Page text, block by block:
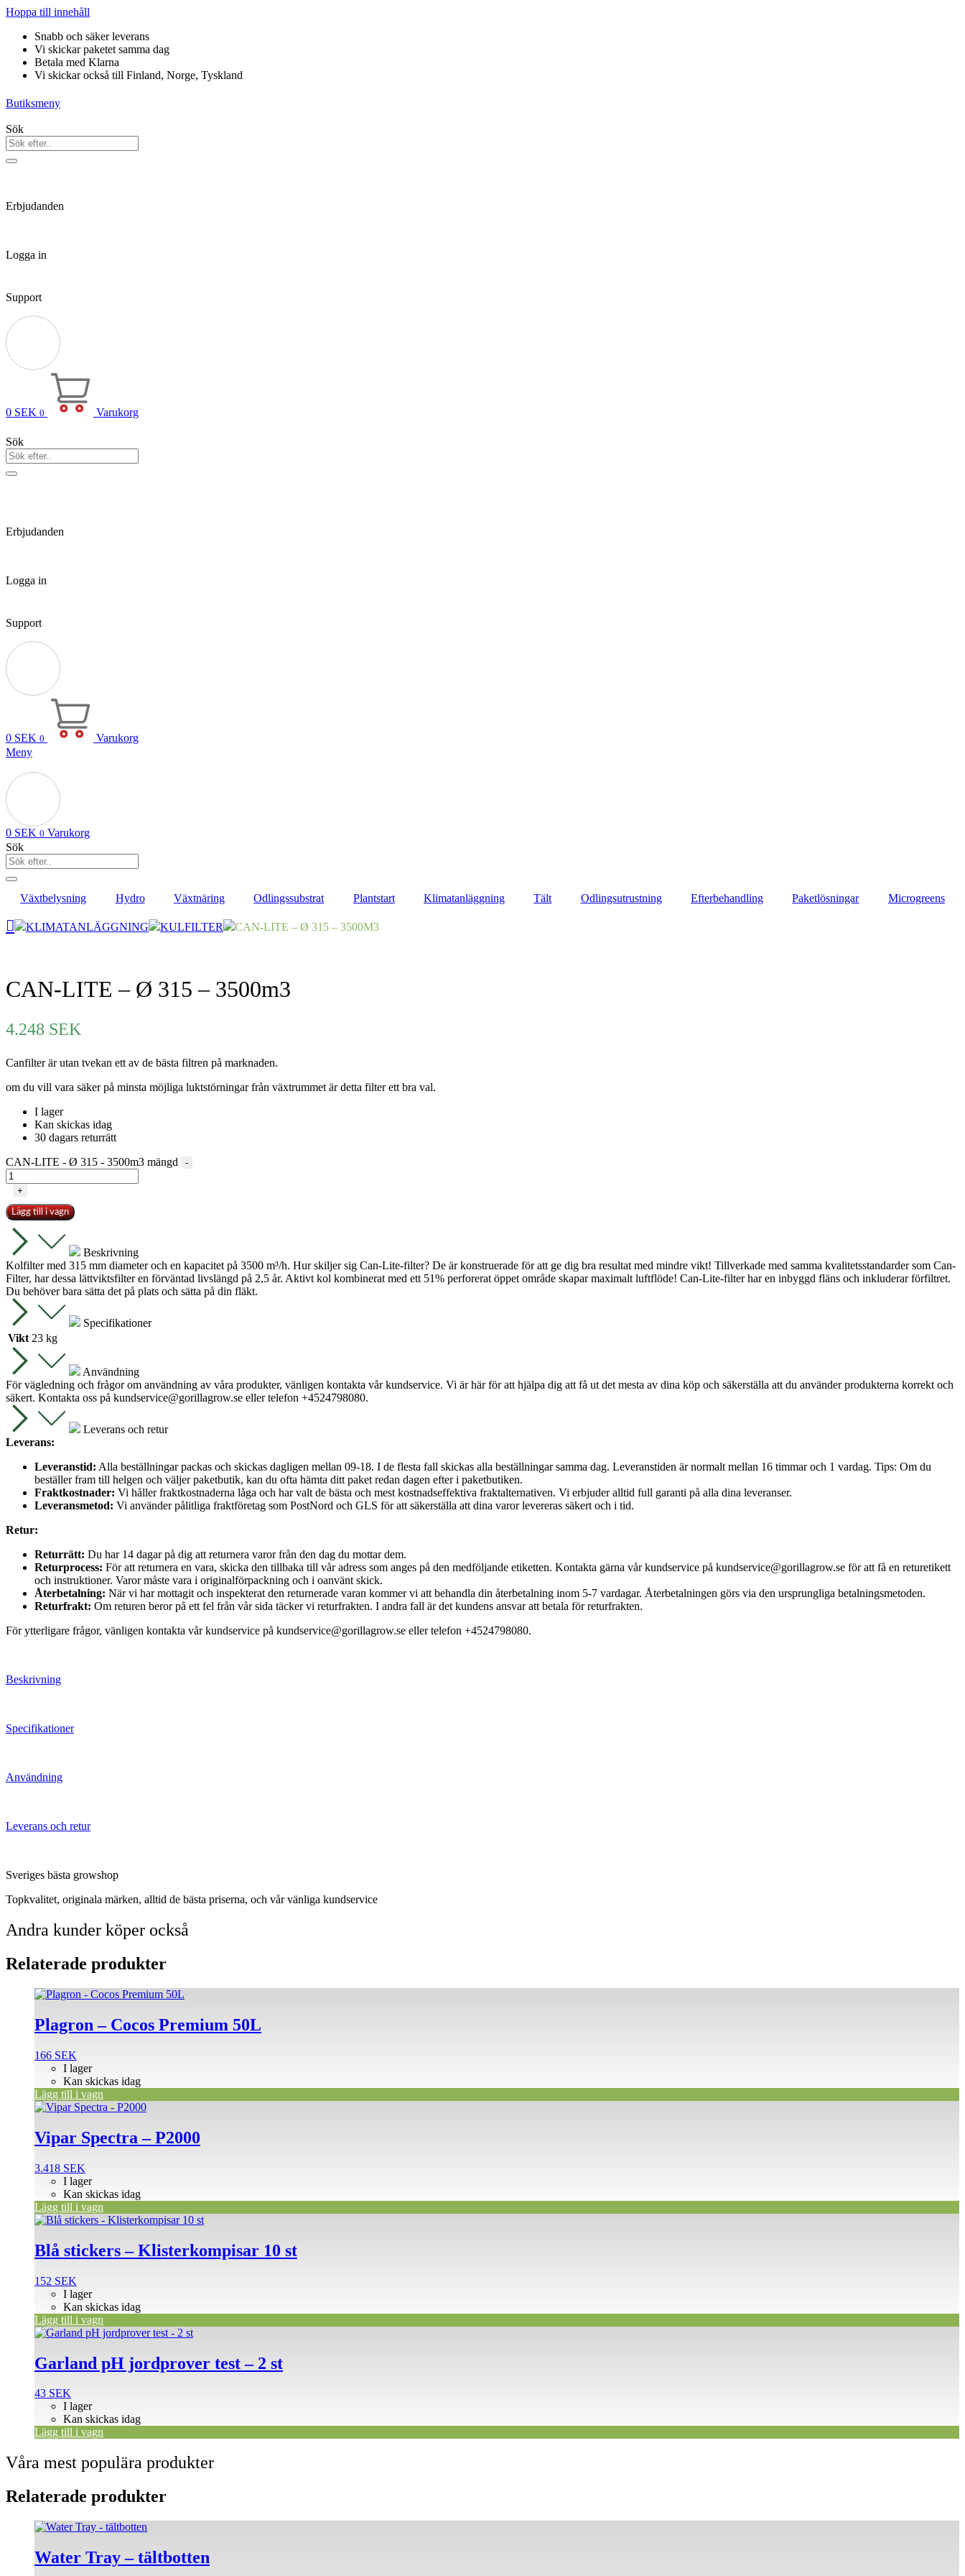
Hoppa till innehåll
Snabb och säker leverans
Vi skickar paketet samma dag
Betala med Klarna
Vi skickar också till Finland, Norge, Tyskland
Butiksmeny
Sök
Erbjudanden
Logga in
Support
0 SEK 0 Varukorg
Sök
Erbjudanden
Logga in
Support
0 SEK 0
Varukorg
Meny
0 SEK 0 Varukorg
Sök
Växtbelysning Hydro Växtnäring Odlingssubstrat Plantstart Klimatanläggning Tält Odlingsutrustning Efterbehandling Paketlösningar Microgreens
KLIMATANLÄGGNING KULFILTER CAN-LITE – Ø 315 – 3500M3
CAN-LITE – Ø 315 – 3500m3
4.248 SEK
Canfilter är utan tvekan ett av de bästa filtren på marknaden.
om du vill vara säker på minsta möjliga luktstörningar från växtrummet är detta filter ett bra val.
I lager
Kan skickas idag
30 dagars returrätt
CAN-LITE - Ø 315 - 3500m3 mängd
-
+
Lägg till i vagn
Beskrivning
Kolfilter med 315 mm diameter och en kapacitet på 3500 m³/h. Hur skiljer sig Can-Lite-filter? De är konstruerade för att ge dig bra resultat med mindre vikt! Tillverkade med samma kvalitetsstandarder som Can-
Filter, har dessa lättviktsfilter en förväntad livslängd på 2,5 år. Aktivt kol kombinerat med ett 51% perforerat öppet område skapar maximalt luftflöde! Can-Lite-filter har en inbyggd fläns och inkluderar förfiltret.
Du behöver bara sätta det på plats och sätta på din fläkt.
Specifikationer
Vikt 23 kg
Användning
För vägledning och frågor om användning av våra produkter, vänligen kontakta vår kundservice. Vi är här för att hjälpa dig att få ut det mesta av dina köp och säkerställa att du använder produkterna korrekt och
säkert. Kontakta oss på kundservice@gorillagrow.se eller telefon +4524798080.
Leverans och retur
Leverans:
Leveranstid: Alla beställningar packas och skickas dagligen mellan 09-18. I de flesta fall skickas alla beställningar samma dag. Leveranstiden är normalt mellan 16 timmar och 1 vardag. Tips: Om du
beställer fram till helgen och väljer paketbutik, kan du ofta hämta ditt paket redan dagen efter i paketbutiken.
Fraktkostnader: Vi håller fraktkostnaderna låga och har valt de bästa och mest kostnadseffektiva fraktalternativen. Vi erbjuder alltid full garanti på alla dina leveranser.
Leveransmetod: Vi använder pålitliga fraktföretag som PostNord och GLS för att säkerställa att dina varor levereras säkert och i tid.
Retur:
Returrätt: Du har 14 dagar på dig att returnera varor från den dag du mottar dem.
Returprocess: För att returnera en vara, skicka den tillbaka till vår adress som anges på den medföljande etiketten. Kontakta gärna vår kundservice på kundservice@gorillagrow.se för att få en returetikett
och instruktioner. Varor måste vara i originalförpackning och i oanvänt skick.
Återbetalning: När vi har mottagit och inspekterat den returnerade varan kommer vi att behandla din återbetalning inom 5-7 vardagar. Återbetalningen görs via den ursprungliga betalningsmetoden.
Returfrakt: Om returen beror på ett fel från vår sida täcker vi returfrakten. I andra fall är det kundens ansvar att betala för returfrakten.
För ytterligare frågor, vänligen kontakta vår kundservice på kundservice@gorillagrow.se eller telefon +4524798080.
Beskrivning
Specifikationer
Användning
Leverans och retur
Sveriges bästa growshop
Topkvalitet, originala märken, alltid de bästa priserna, och vår vänliga kundservice
Andra kunder köper också
Relaterade produkter
Plagron – Cocos Premium 50L
166 SEK
I lager
Kan skickas idag
Lägg till i vagn
Vipar Spectra – P2000
3.418 SEK
I lager
Kan skickas idag
Lägg till i vagn
Blå stickers – Klisterkompisar 10 st
152 SEK
I lager
Kan skickas idag
Lägg till i vagn
Garland pH jordprover test – 2 st
43 SEK
I lager
Kan skickas idag
Lägg till i vagn
Våra mest populära produkter
Relaterade produkter
Water Tray – tältbotten